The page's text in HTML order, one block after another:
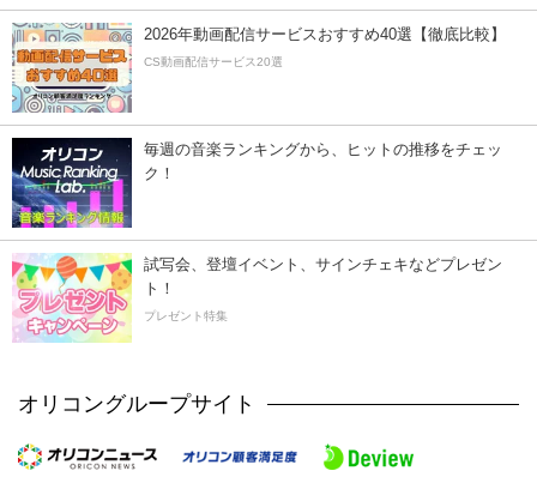
2026年動画配信サービスおすすめ40選【徹底比較】
CS動画配信サービス20選
毎週の音楽ランキングから、ヒットの推移をチェッ
ク！
試写会、登壇イベント、サインチェキなどプレゼン
ト！
プレゼント特集
オリコングループサイト